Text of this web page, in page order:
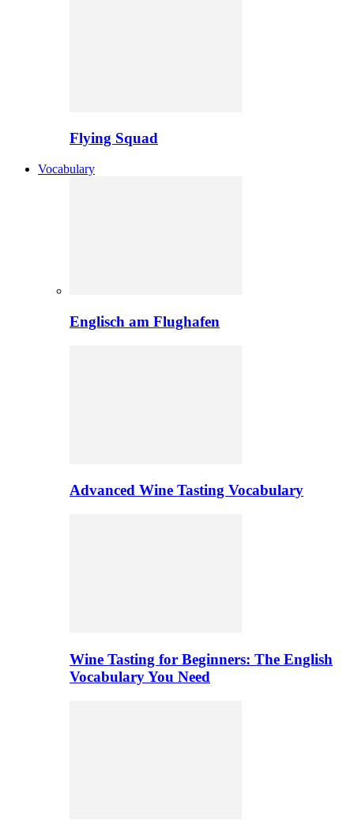
Flying Squad
Vocabulary
Englisch am Flughafen
Advanced Wine Tasting Vocabulary
Wine Tasting for Beginners: The English
Vocabulary You Need